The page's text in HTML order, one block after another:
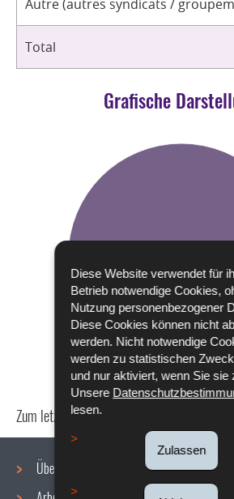
Diese Website verwendet für
Betrieb notwendige Cookies,
Nutzung personenbezogener
Diese Cookies können nicht
werden. Nicht notwendige
werden zu statistischen
und nur aktiviert, wenn Sie sie
Unsere
lesen.
Zulassen
Autre (autres syndicats /
Total
Grafische
Zum letzten Mal aktualisiert am
Über uns